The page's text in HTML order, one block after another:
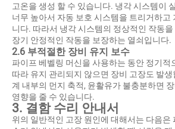
고온을 생성 할 수 있습니다. 냉각 시스템이
너무 높아서 자동 보호 시스템을 트리거하고
니다. 따라서 냉각 시스템의 정상적인 작동
장기 안정적인 작동을 보장하는 열쇠입니다.
2.6 부적절한 장비 유지 보수
파이프 베벨링 머신을 사용하는 동안 정기적
따라 유지 관리되지 않으면 장비 고장도 발생
계 내부의 먼지 축적, 윤활유가 불충분하면
영향을 줄 수 있습니다.
3. 결함 수리 안내서
위의 일반적인 고장 원인에 대해서는 다음은